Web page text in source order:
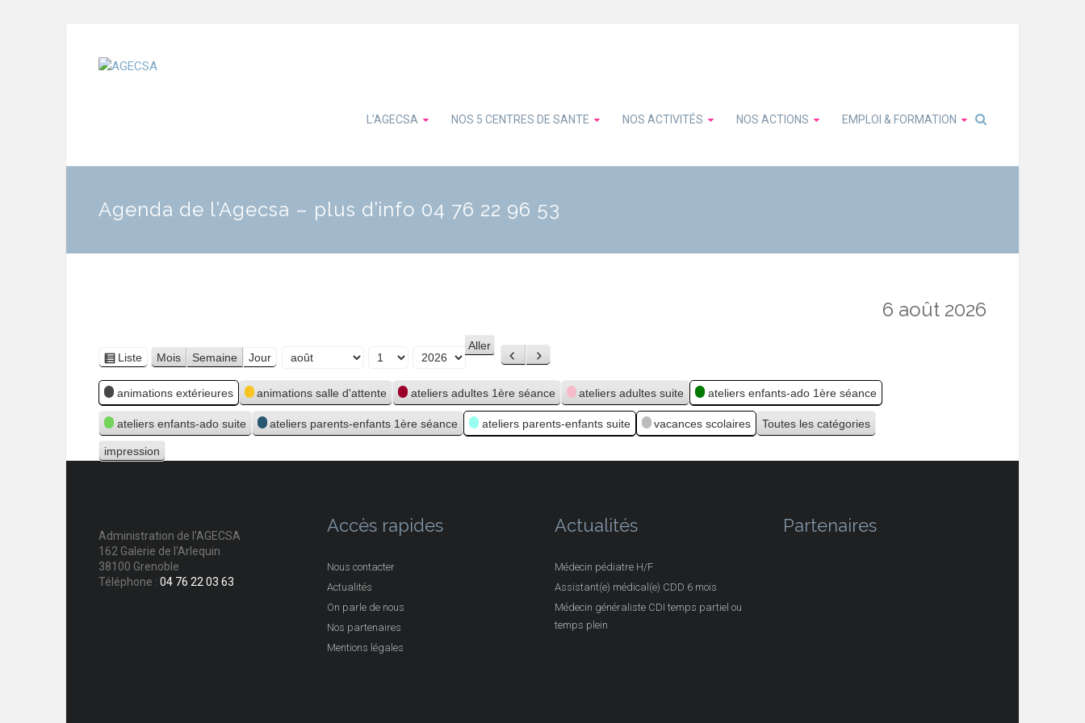
L’AGECSA NOS 5 CENTRES DE SANTE NOS ACTIVITÉS NOS ACTIONS EMPLOI & FORMATION
Agenda de l’Agecsa – plus d’info 04 76 22 96 53
6 août 2026
Vue
en
Liste Mois Semaine Jour Précédent
Suivant
Catégories
animations extérieures animations salle d'attente ateliers adultes 1ère séance ateliers adultes suite ateliers enfants-ado 1ère séance
ateliers enfants-ado suite ateliers parents-enfants 1ère séance ateliers parents-enfants suite vacances scolaires Toutes les catégories
Vue
impression
Administration de l'AGECSA
162 Galerie de l'Arlequin
38100 Grenoble
Téléphone : 04 76 22 03 63
Accès rapides
Nous contacter
Actualités
On parle de nous
Nos partenaires
Mentions légales
Actualités
Médecin pédiatre H/F
Assistant(e) médical(e) CDD 6 mois
Médecin généraliste CDI temps partiel ou
temps plein
Partenaires